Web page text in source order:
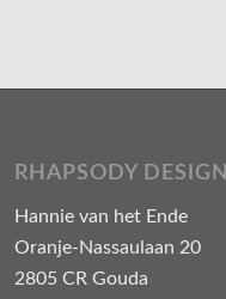
RHAPSODY DESIGN
Hannie van het Ende
Oranje-Nassaulaan 20
2805 CR Gouda